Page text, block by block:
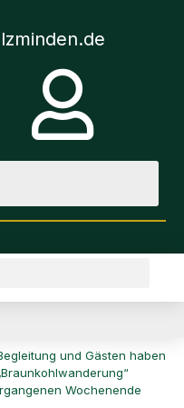
und Gästen haben
Wochenende